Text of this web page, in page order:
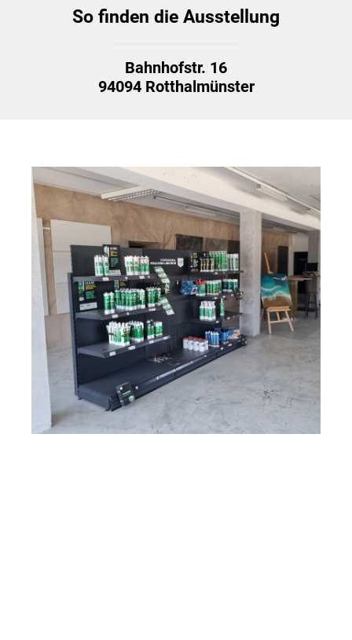
So finden die Ausstellung
Bahnhofstr. 16
94094 Rotthalmünster